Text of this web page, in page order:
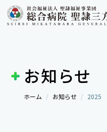
お知らせ
ホーム お知らせ 2025